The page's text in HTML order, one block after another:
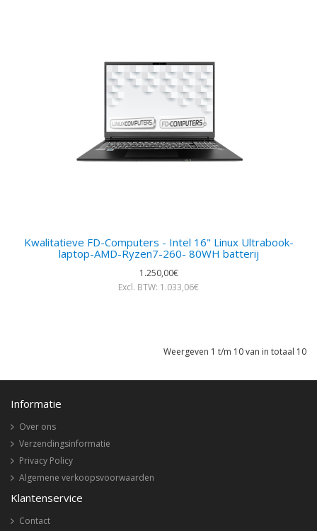
Kwalitatieve FD-Computers - Intel 16" Linux Ultrabook-
laptop-AMD-Ryzen7-260- 80WH batterij
1.250,00€
Excl. BTW: 1.033,06€
Weergeven 1 t/m 10 van in totaal 10
Informatie
Over ons
Verzendingsinformatie
Privacy Policy
Algemene verkoopsvoorwaarden
Klantenservice
Contact